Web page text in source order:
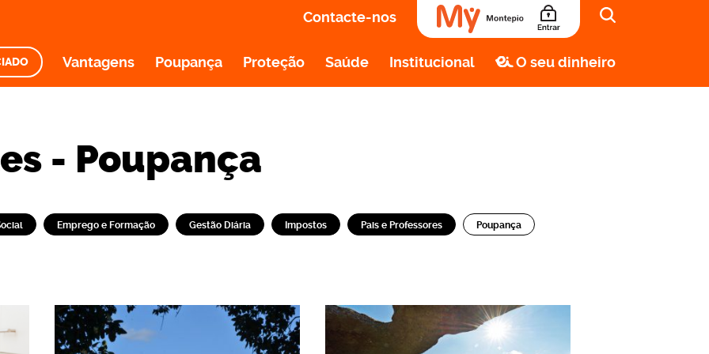
Contacte-nos
Vantagens Poupança Proteção Saúde Institucional O seu dinheiro
- Poupança
Emprego e Formação Gestão Diária Impostos Pais e Professores Poupança